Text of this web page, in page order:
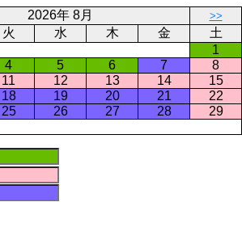
2026年 8月 >>
火 水 木 金
土
1
4 5 6 7
8
11 12 13 14
15
18 19 20 21
22
25 26 27 28
29